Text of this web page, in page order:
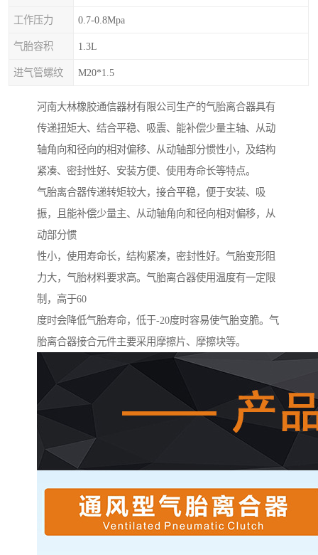
工作压力 0.7-0.8Mpa
气胎容积 1.3L
进气管螺纹 M20*1.5
河南大林橡胶通信器材有限公司生产的气胎离合器具有
传递扭矩大、结合平稳、吸震、能补偿少量主轴、从动
轴角向和径向的相对偏移、从动轴部分惯性小，及结构
紧凑、密封性好、安装方便、使用寿命长等特点。
气胎离合器传递转矩较大，接合平稳，便于安装、吸
振，且能补偿少量主、从动轴角向和径向相对偏移，从
动部分惯
性小，使用寿命长，结构紧凑，密封性好。气胎变形阻
力大，气胎材料要求高。气胎离合器使用温度有一定限
制，高于60
度时会降低气胎寿命，低于-20度时容易使气胎变脆。气
胎离合器接合元件主要采用摩擦片、摩擦块等。